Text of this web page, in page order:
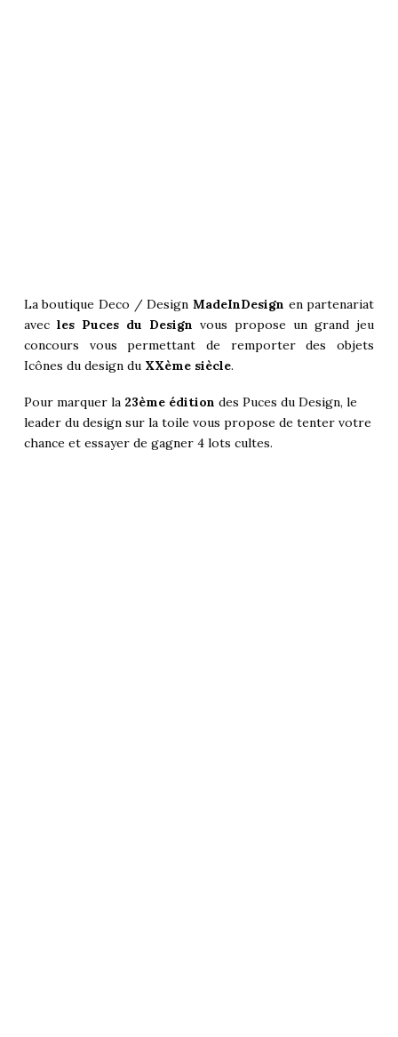
La boutique Deco / Design MadeInDesign en partenariat
avec les Puces du Design vous propose un grand jeu
concours vous permettant de remporter des objets
Icônes du design du XXème siècle.
Pour marquer la 23ème édition des Puces du Design, le
leader du design sur la toile vous propose de tenter votre
chance et essayer de gagner 4 lots cultes.